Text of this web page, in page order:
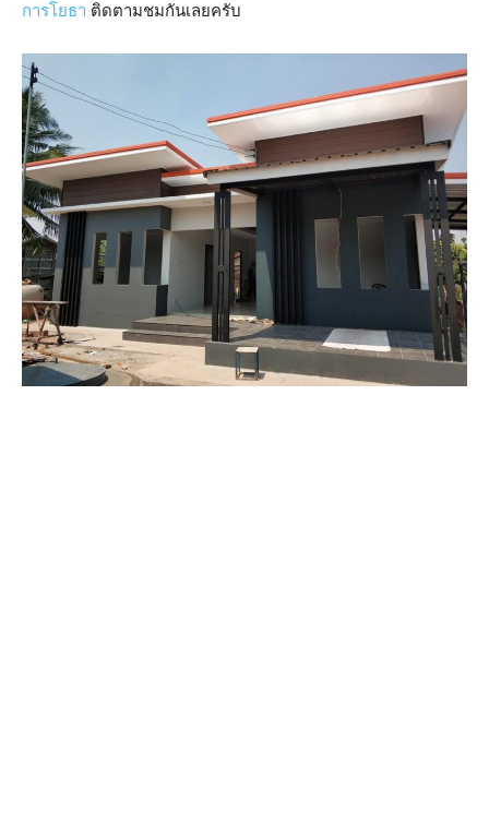
การโยธา ติดตามชมกันเลยครับ